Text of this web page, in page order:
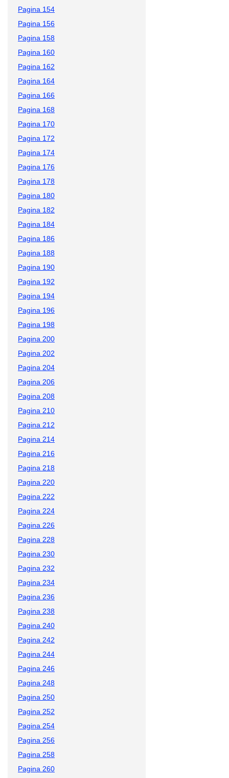
Pagina 154
Pagina 156
Pagina 158
Pagina 160
Pagina 162
Pagina 164
Pagina 166
Pagina 168
Pagina 170
Pagina 172
Pagina 174
Pagina 176
Pagina 178
Pagina 180
Pagina 182
Pagina 184
Pagina 186
Pagina 188
Pagina 190
Pagina 192
Pagina 194
Pagina 196
Pagina 198
Pagina 200
Pagina 202
Pagina 204
Pagina 206
Pagina 208
Pagina 210
Pagina 212
Pagina 214
Pagina 216
Pagina 218
Pagina 220
Pagina 222
Pagina 224
Pagina 226
Pagina 228
Pagina 230
Pagina 232
Pagina 234
Pagina 236
Pagina 238
Pagina 240
Pagina 242
Pagina 244
Pagina 246
Pagina 248
Pagina 250
Pagina 252
Pagina 254
Pagina 256
Pagina 258
Pagina 260